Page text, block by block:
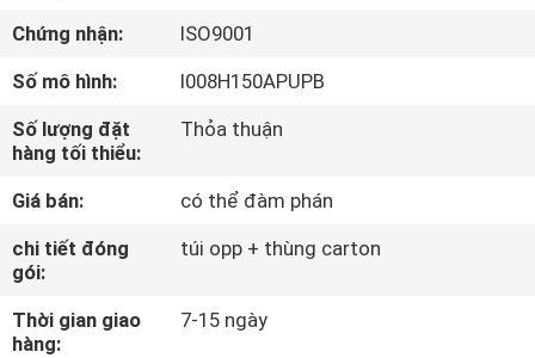
VỀ
CHÚNG
TÔI
THAM
QUAN
NHÀ
MÁY
Chứng nhận:
ISO9001
Số mô hình:
I008H150APUPB
Số lượng đặt
hàng tối thiểu:
Thỏa thuận
Giá bán:
có thể đàm phán
chi tiết đóng
gói:
túi opp + thùng carton
Thời gian giao
hàng:
7-15 ngày